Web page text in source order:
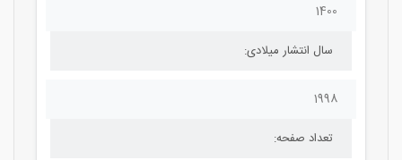
1400
سال انتشار میلادی:
1998
تعداد صفحه: